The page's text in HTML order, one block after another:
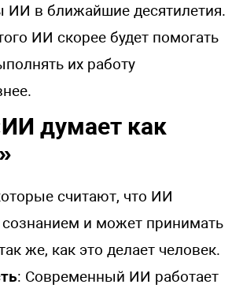
ИИ в ближайшие десятилетия.
ИИ скорее будет помогать
их работу
думает как
считают, что ИИ
сознанием и может принимать
же, как это делает человек.
: Современный ИИ работает